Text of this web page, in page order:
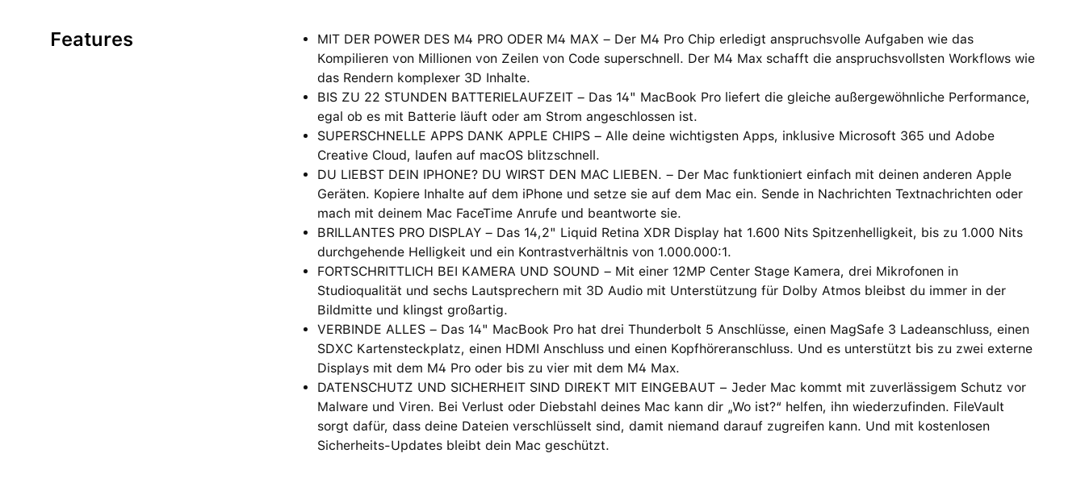
Features
MIT DER POWER DES M4 PRO ODER M4 MAX – Der M4 Pro Chip erledigt anspruchsvolle Aufgaben wie das
Kompilieren von Millionen von Zeilen von Code superschnell. Der M4 Max schafft die anspruchsvollsten Workflows wie
das Rendern komplexer 3D Inhalte.
BIS ZU 22 STUNDEN BATTERIELAUFZEIT – Das 14" MacBook Pro liefert die gleiche außergewöhnliche Performance,
egal ob es mit Batterie läuft oder am Strom angeschlossen ist.
SUPERSCHNELLE APPS DANK APPLE CHIPS – Alle deine wichtigsten Apps, inklusive Microsoft 365 und Adobe
Creative Cloud, laufen auf macOS blitzschnell.
DU LIEBST DEIN IPHONE? DU WIRST DEN MAC LIEBEN. – Der Mac funktioniert einfach mit deinen anderen Apple
Geräten. Kopiere Inhalte auf dem iPhone und setze sie auf dem Mac ein. Sende in Nachrichten Textnachrichten oder
mach mit deinem Mac FaceTime Anrufe und beantworte sie.
BRILLANTES PRO DISPLAY – Das 14,2" Liquid Retina XDR Display hat 1.600 Nits Spitzenhelligkeit, bis zu 1.000 Nits
durchgehende Helligkeit und ein Kontrastverhältnis von 1.000.000:1.
FORTSCHRITTLICH BEI KAMERA UND SOUND – Mit einer 12MP Center Stage Kamera, drei Mikrofonen in
Studioqualität und sechs Lautsprechern mit 3D Audio mit Unterstützung für Dolby Atmos bleibst du immer in der
Bildmitte und klingst großartig.
VERBINDE ALLES – Das 14" MacBook Pro hat drei Thunderbolt 5 Anschlüsse, einen MagSafe 3 Ladeanschluss, einen
SDXC Kartensteckplatz, einen HDMI Anschluss und einen Kopfhöreranschluss. Und es unterstützt bis zu zwei externe
Displays mit dem M4 Pro oder bis zu vier mit dem M4 Max.
DATENSCHUTZ UND SICHERHEIT SIND DIREKT MIT EINGEBAUT − Jeder Mac kommt mit zuverlässigem Schutz vor
Malware und Viren. Bei Verlust oder Diebstahl deines Mac kann dir „Wo ist?“ helfen, ihn wiederzufinden. FileVault
sorgt dafür, dass deine Dateien verschlüsselt sind, damit niemand darauf zugreifen kann. Und mit kostenlosen
Sicherheits-Updates bleibt dein Mac geschützt.